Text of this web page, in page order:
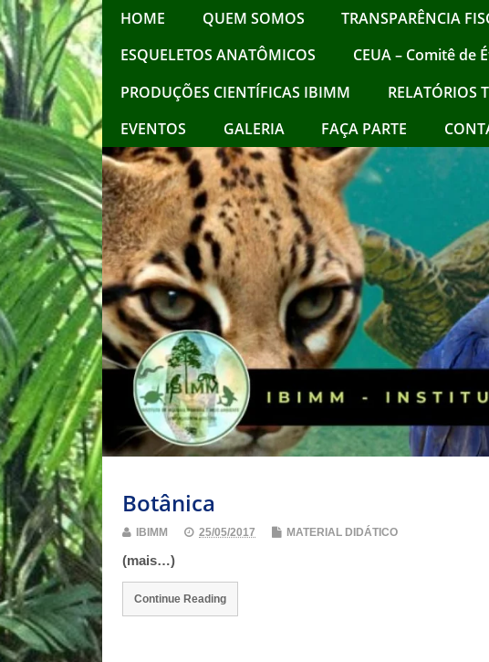
HOME QUEM SOMOS TRANSPARÊNCIA
ESQUELETOS ANATÔMICOS
CEUA – Comitê de
PRODUÇÕES CIENTÍFICAS IBIMM
RELATÓRIOS
EVENTOS
GALERIA FAÇA PARTE
Botânica
IBIMM 25/05/2017 MATERIAL DIDÁTICO
(mais…)
Continue Reading